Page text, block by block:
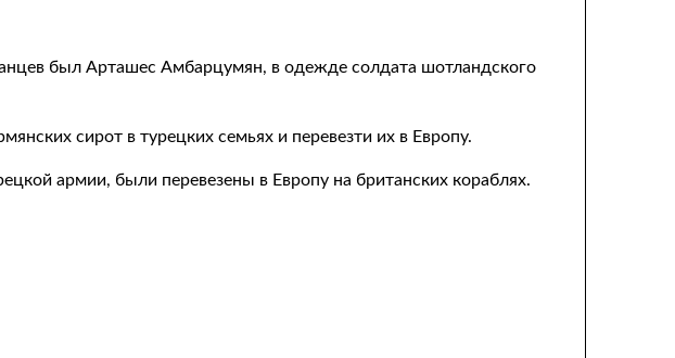
был Арташес Амбарцумян, в одежде солдата шотландского
сирот в турецких семьях и перевезти их в Европу.
армии, были перевезены в Европу на британских кораблях.